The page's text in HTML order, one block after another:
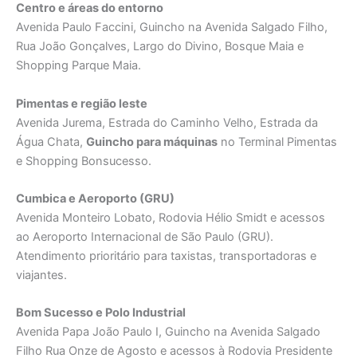
Centro e áreas do entorno
Avenida Paulo Faccini, Guincho na Avenida Salgado Filho,
Rua João Gonçalves, Largo do Divino, Bosque Maia e
Shopping Parque Maia.
Pimentas e região leste
Avenida Jurema, Estrada do Caminho Velho, Estrada da
Água Chata, Guincho para máquinas no Terminal Pimentas
e Shopping Bonsucesso.
Cumbica e Aeroporto (GRU)
Avenida Monteiro Lobato, Rodovia Hélio Smidt e acessos
ao Aeroporto Internacional de São Paulo (GRU).
Atendimento prioritário para taxistas, transportadoras e
viajantes.
Bom Sucesso e Polo Industrial
Avenida Papa João Paulo I, Guincho na Avenida Salgado
Filho Rua Onze de Agosto e acessos à Rodovia Presidente